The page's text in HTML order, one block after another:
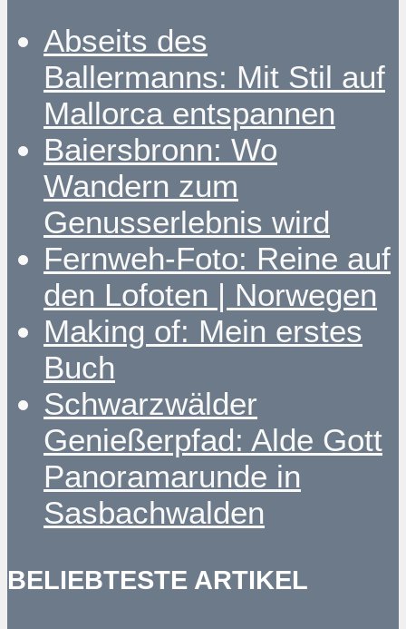
Abseits des
Ballermanns: Mit Stil auf
Mallorca entspannen
Baiersbronn: Wo
Wandern zum
Genusserlebnis wird
Fernweh-Foto: Reine auf
den Lofoten | Norwegen
Making of: Mein erstes
Buch
Schwarzwälder
Genießerpfad: Alde Gott
Panoramarunde in
Sasbachwalden
BELIEBTESTE ARTIKEL